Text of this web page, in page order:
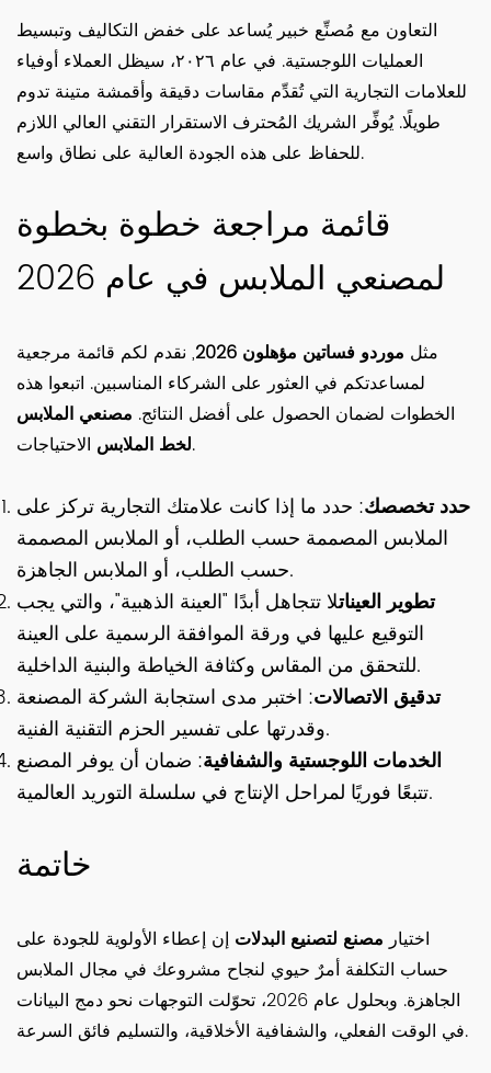
التعاون مع مُصنِّع خبير يُساعد على خفض التكاليف وتبسيط
العمليات اللوجستية. في عام ٢٠٢٦، سيظل العملاء أوفياء
للعلامات التجارية التي تُقدِّم مقاسات دقيقة وأقمشة متينة تدوم
طويلًا. يُوفِّر الشريك المُحترف الاستقرار التقني العالي اللازم
للحفاظ على هذه الجودة العالية على نطاق واسع.
قائمة مراجعة خطوة بخطوة
لمصنعي الملابس في عام 2026
مثل موردو فساتين مؤهلون 2026
, نقدم لكم قائمة مرجعية
لمساعدتكم في العثور على الشركاء المناسبين. اتبعوا هذه
الخطوات لضمان الحصول على أفضل النتائج. مصنعي الملابس
لخط الملابسالاحتياجات.
حدد تخصصك: حدد ما إذا كانت علامتك التجارية تركز على
الملابس المصممة حسب الطلب، أو الملابس المصممة
حسب الطلب، أو الملابس الجاهزة.
تطوير العيناتلا تتجاهل أبدًا "العينة الذهبية"، والتي يجب
التوقيع عليها في ورقة الموافقة الرسمية على العينة
للتحقق من المقاس وكثافة الخياطة والبنية الداخلية.
تدقيق الاتصالات: اختبر مدى استجابة الشركة المصنعة
وقدرتها على تفسير الحزم التقنية الفنية.
الخدمات اللوجستية والشفافية: ضمان أن يوفر المصنع
تتبعًا فوريًا لمراحل الإنتاج في سلسلة التوريد العالمية.
خاتمة
اختيارمصنع لتصنيع البدلات إن إعطاء الأولوية للجودة على
حساب التكلفة أمرٌ حيوي لنجاح مشروعك في مجال الملابس
الجاهزة. وبحلول عام 2026، تحوّلت التوجهات نحو دمج البيانات
في الوقت الفعلي، والشفافية الأخلاقية، والتسليم فائق السرعة.